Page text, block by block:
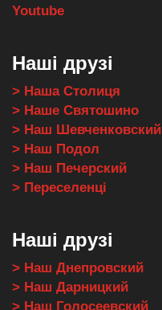
Youtube
Наші друзі
> Наша Столиця
> Наше Святошино
> Наш Шевченковский
> Наш Подол
> Наш Печерский
> Переселенці
Наші друзі
> Наш Днепровский
> Наш Дарницкий
> Наш Голосеевский